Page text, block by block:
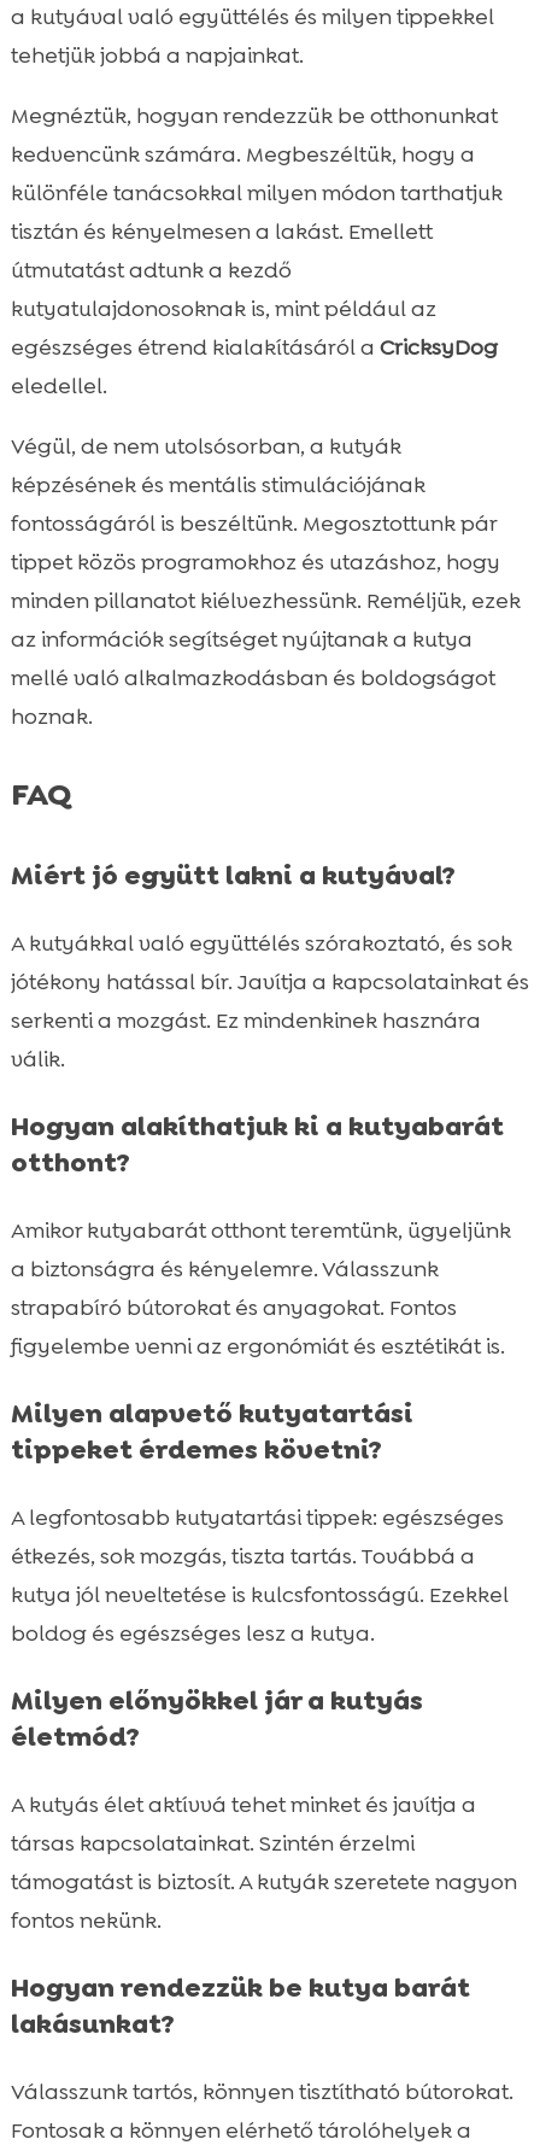
a kutyával való együttélés és milyen tippekkel
tehetjük jobbá a napjainkat.
Megnéztük, hogyan rendezzük be otthonunkat
kedvencünk számára. Megbeszéltük, hogy a
különféle tanácsokkal milyen módon tarthatjuk
tisztán és kényelmesen a lakást. Emellett
útmutatást adtunk a kezdő
kutyatulajdonosoknak is, mint például az
egészséges étrend kialakításáról a CricksyDog
eledellel.
Végül, de nem utolsósorban, a kutyák
képzésének és mentális stimulációjának
fontosságáról is beszéltünk. Megosztottunk pár
tippet közös programokhoz és utazáshoz, hogy
minden pillanatot kiélvezhessünk. Reméljük, ezek
az információk segítséget nyújtanak a kutya
mellé való alkalmazkodásban és boldogságot
hoznak.
FAQ
Miért jó együtt lakni a kutyával?
A kutyákkal való együttélés szórakoztató, és sok
jótékony hatással bír. Javítja a kapcsolatainkat és
serkenti a mozgást. Ez mindenkinek hasznára
válik.
Hogyan alakíthatjuk ki a kutyabarát
otthont?
Amikor kutyabarát otthont teremtünk, ügyeljünk
a biztonságra és kényelemre. Válasszunk
strapabíró bútorokat és anyagokat. Fontos
figyelembe venni az ergonómiát és esztétikát is.
Milyen alapvető kutyatartási
tippeket érdemes követni?
A legfontosabb kutyatartási tippek: egészséges
étkezés, sok mozgás, tiszta tartás. Továbbá a
kutya jól neveltetése is kulcsfontosságú. Ezekkel
boldog és egészséges lesz a kutya.
Milyen előnyökkel jár a kutyás
életmód?
A kutyás élet aktívvá tehet minket és javítja a
társas kapcsolatainkat. Szintén érzelmi
támogatást is biztosít. A kutyák szeretete nagyon
fontos nekünk.
Hogyan rendezzük be kutya barát
lakásunkat?
Válasszunk tartós, könnyen tisztítható bútorokat.
Fontosak a könnyen elérhető tárolóhelyek a